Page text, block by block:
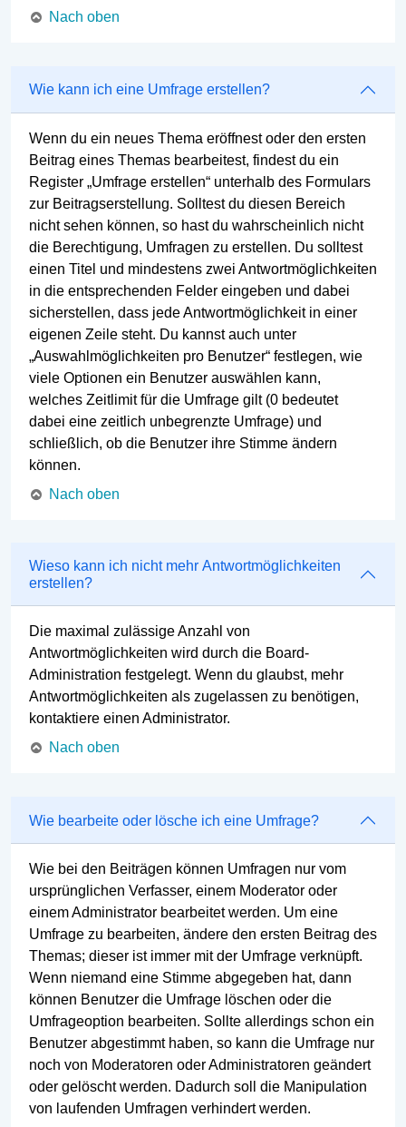
Nach oben
Wie kann ich eine Umfrage erstellen?
Wenn du ein neues Thema eröffnest oder den ersten
Beitrag eines Themas bearbeitest, findest du ein
Register „Umfrage erstellen“ unterhalb des Formulars
zur Beitragserstellung. Solltest du diesen Bereich
nicht sehen können, so hast du wahrscheinlich nicht
die Berechtigung, Umfragen zu erstellen. Du solltest
einen Titel und mindestens zwei Antwortmöglichkeiten
in die entsprechenden Felder eingeben und dabei
sicherstellen, dass jede Antwortmöglichkeit in einer
eigenen Zeile steht. Du kannst auch unter
„Auswahlmöglichkeiten pro Benutzer“ festlegen, wie
viele Optionen ein Benutzer auswählen kann,
welches Zeitlimit für die Umfrage gilt (0 bedeutet
dabei eine zeitlich unbegrenzte Umfrage) und
schließlich, ob die Benutzer ihre Stimme ändern
können.
Nach oben
Wieso kann ich nicht mehr Antwortmöglichkeiten
erstellen?
Die maximal zulässige Anzahl von
Antwortmöglichkeiten wird durch die Board-
Administration festgelegt. Wenn du glaubst, mehr
Antwortmöglichkeiten als zugelassen zu benötigen,
kontaktiere einen Administrator.
Nach oben
Wie bearbeite oder lösche ich eine Umfrage?
Wie bei den Beiträgen können Umfragen nur vom
ursprünglichen Verfasser, einem Moderator oder
einem Administrator bearbeitet werden. Um eine
Umfrage zu bearbeiten, ändere den ersten Beitrag des
Themas; dieser ist immer mit der Umfrage verknüpft.
Wenn niemand eine Stimme abgegeben hat, dann
können Benutzer die Umfrage löschen oder die
Umfrageoption bearbeiten. Sollte allerdings schon ein
Benutzer abgestimmt haben, so kann die Umfrage nur
noch von Moderatoren oder Administratoren geändert
oder gelöscht werden. Dadurch soll die Manipulation
von laufenden Umfragen verhindert werden.